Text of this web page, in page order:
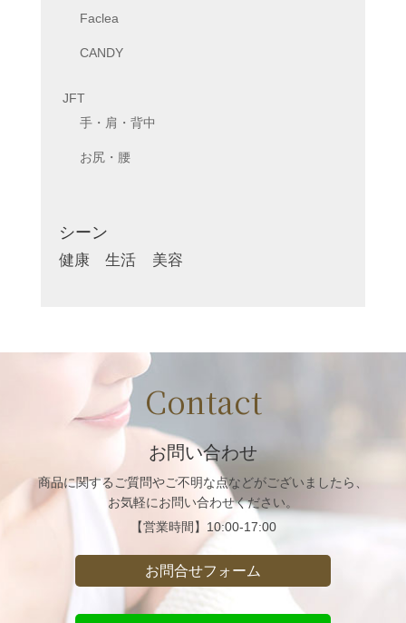
Faclea
CANDY
JFT
手・肩・背中
お尻・腰
シーン
健康 生活 美容
Contact
お問い合わせ
商品に関するご質問やご不明な点などがございましたら、
お気軽にお問い合わせください。
【営業時間】 10:00-17:00
お問合せフォーム